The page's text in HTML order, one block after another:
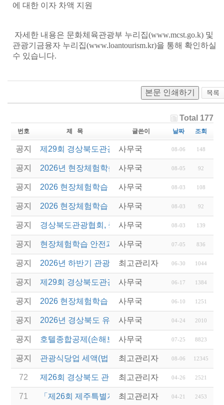
에 대한 이자 차액 지원
자세한 내용은 문화체육관광부 누리집(www.mcst.go.k) 및
관광기금융자 누리집(www.loantourism.kr)을 통해 확인하실
수 있습니다.
본문 인쇄하기
Total 177
번호 제 목 글쓴이 날짜 조회
공지 제29회 경상북도관광기념품공모전 결과발표
사무국 08-06 148
공지 2026년 현장체험학습 안전과정(신규.재강습) 교육
사무국 08-05 92
공지 2026 현장체험학습 안전과정 교육(신규. 재강습)
사무국 08-03 108
공지 2026 현장체험학습 안전과정(신규. 재강습) 교육 성
사무국 08-03 92
공지 경상북도관광협회, 중국 단동 해외여행상품 개발 팸
사무국 08-03 139
공지 현장체험학습 안전과정(신규/재강습) 안내
사무국 07-05 836
공지 2026년 하반기 관광진흥개발기금 융자 시행 안내
최고관리자 06-30 1044
공지 제29회 경상북도관광기념품공모전 개최
사무국 06-17 1384
공지 2026 현장체험학습 안전과정(신규.재강습)
사무국 06-10 1251
공지 2026년 경상북도 유니크베뉴를 활용한 MICE행사
사무국 04-24 2010
공지 호텔종합공제(손해보험) 서비스 안내
사무국 07-25 8823
공지 관광식당업 세액(법인세 및 소득세)감면 제도 안내
최고관리자 08-06 12345
72 제26회 경상북도 관광기념품 공모전 수상작 발표
최고관리자 04-26 2521
71 「제26회 제주특별자치도 관광기념품 공모전」 개
최고관리자 04-21 2453